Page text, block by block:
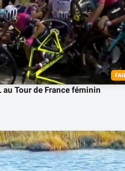
Tour de France féminin